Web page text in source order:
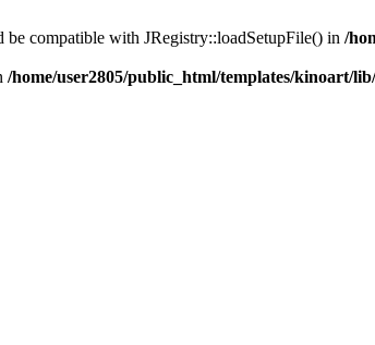
be compatible with JRegistry::loadSetupFile() in /
/home/user2805/public_html/templates/kinoart/